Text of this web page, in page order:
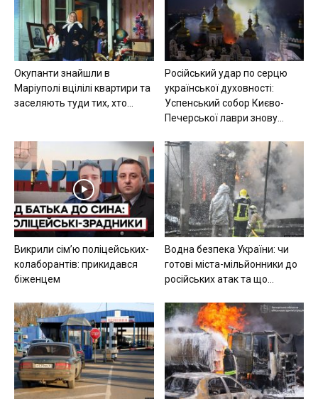
Окупанти знайшли в
Маріуполі вцілілі квартири та
заселяють туди тих, хто...
Російський удар по серцю
української духовності:
Успенський собор Києво-
Печерської лаври знову...
Викрили сімʼю поліцейських-
колаборантів: прикидався
біженцем
Водна безпека України: чи
готові міста-мільйонники до
російських атак та що...